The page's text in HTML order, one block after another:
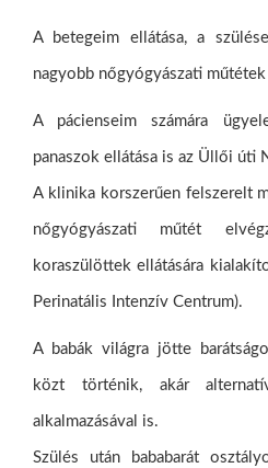
A betegeim ellátása, a
nagyobb nőgyógyászati
A pácienseim számára
panaszok ellátása is az Üllői
A klinika korszerűen felszerelt
nőgyógyászati műtét
koraszülöttek ellátására
Perinatális Intenzív Centrum).
A babák világra jötte
közt történik, akár
alkalmazásával is.
Szülés után bababarát